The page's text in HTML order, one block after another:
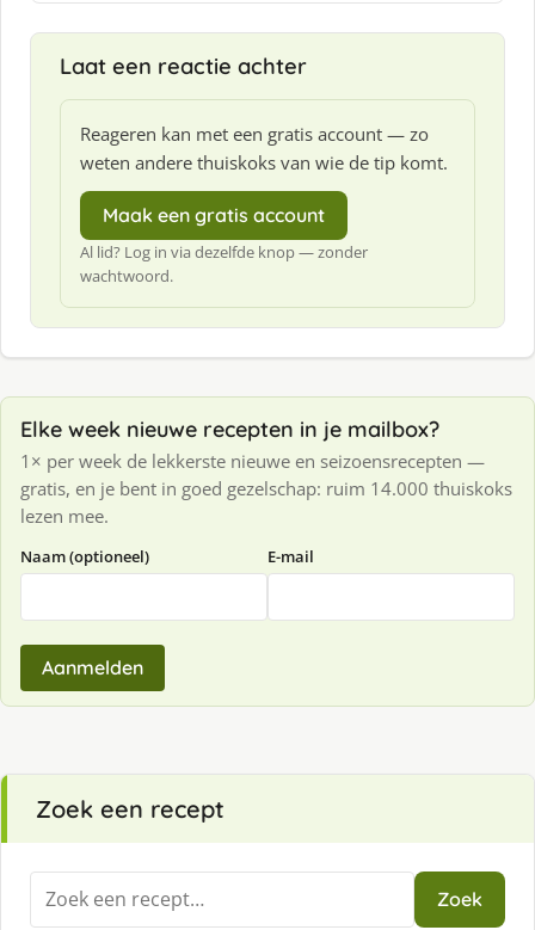
:
Laat een reactie achter
Reageren kan met een gratis account — zo
weten andere thuiskoks van wie de tip komt.
Maak een gratis account
Al lid? Log in via dezelfde knop — zonder
wachtwoord.
Elke week nieuwe recepten in je mailbox?
1× per week de lekkerste nieuwe en seizoensrecepten —
gratis, en je bent in goed gezelschap: ruim 14.000 thuiskoks
lezen mee.
Naam (optioneel) E-mail
Aanmelden
Zoek een recept
Zoeken
naar:
Zoek